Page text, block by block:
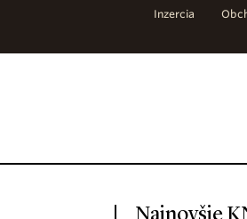
Inzercia